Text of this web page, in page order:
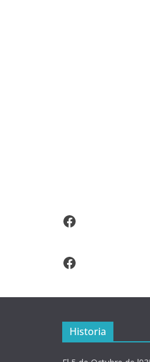
Video Arroz Fortificado
Facebook
Historia